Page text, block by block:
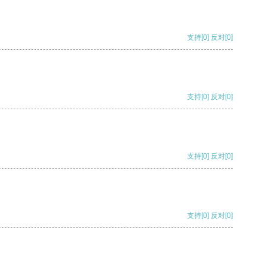
支持[0] 反对[0]
支持[0] 反对[0]
支持[0] 反对[0]
支持[0] 反对[0]